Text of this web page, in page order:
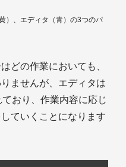
）、エディタ（青）の3つのパ
どの作業においても、
ませんが、エディタは
おり、作業内容に応じ
ていくことになります